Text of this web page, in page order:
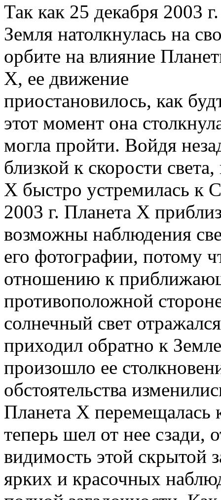
Так как 25 декабря 2003 г.
Земля натолкнулась на
орбите на влияние
X, ее движение
приостановилось, как
этот момент она
могла пройти. Войдя
близкой к скорости
X быстро устремилась к
2003 г. Планета X
возможны наблюдения
его фотографии, потому
отношению к
противоположной
солнечный свет
приходил обратно к
произошло ее
обстоятельства
Планета X перемещалась
теперь шел от нее сзади,
видимость этой скрытой
ярких и красочных